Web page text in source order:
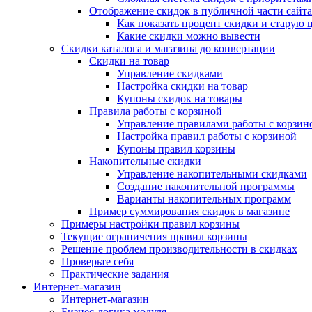
Отображение скидок в публичной части сайта
Как показать процент скидки и старую
Какие скидки можно вывести
Скидки каталога и магазина до конвертации
Скидки на товар
Управление скидками
Настройка скидки на товар
Купоны скидок на товары
Правила работы с корзиной
Управление правилами работы с
Настройка правил работы с корзиной
Купоны правил корзины
Накопительные скидки
Управление накопительными скидками
Создание накопительной программы
Варианты накопительных программ
Пример суммирования скидок в магазине
Примеры настройки правил корзины
Текущие ограничения правил корзины
Решение проблем производительности в скидках
Проверьте себя
Практические задания
Интернет-магазин
Интернет-магазин